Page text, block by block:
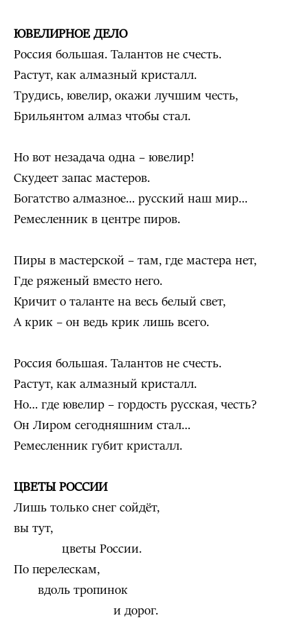
ЮВЕЛИРНОЕ ДЕЛО
Россия большая. Талантов не счесть.
Растут, как алмазный кристалл.
Трудись, ювелир, окажи лучшим честь,
Брильянтом алмаз чтобы стал.
Но вот незадача одна – ювелир!
Скудеет запас мастеров.
Богатство алмазное… русский наш мир…
Ремесленник в центре пиров.
Пиры в мастерской – там, где мастера нет,
Где ряженый вместо него.
Кричит о таланте на весь белый свет,
А крик – он ведь крик лишь всего.
Россия большая. Талантов не счесть.
Растут, как алмазный кристалл.
Но… где ювелир – гордость русская, честь?
Он Лиром сегодняшним стал…
Ремесленник губит кристалл.
ЦВЕТЫ РОССИИ
Лишь только снег сойдёт,
вы тут,
цветы России.
По перелескам,
вдоль тропинок
и дорог.